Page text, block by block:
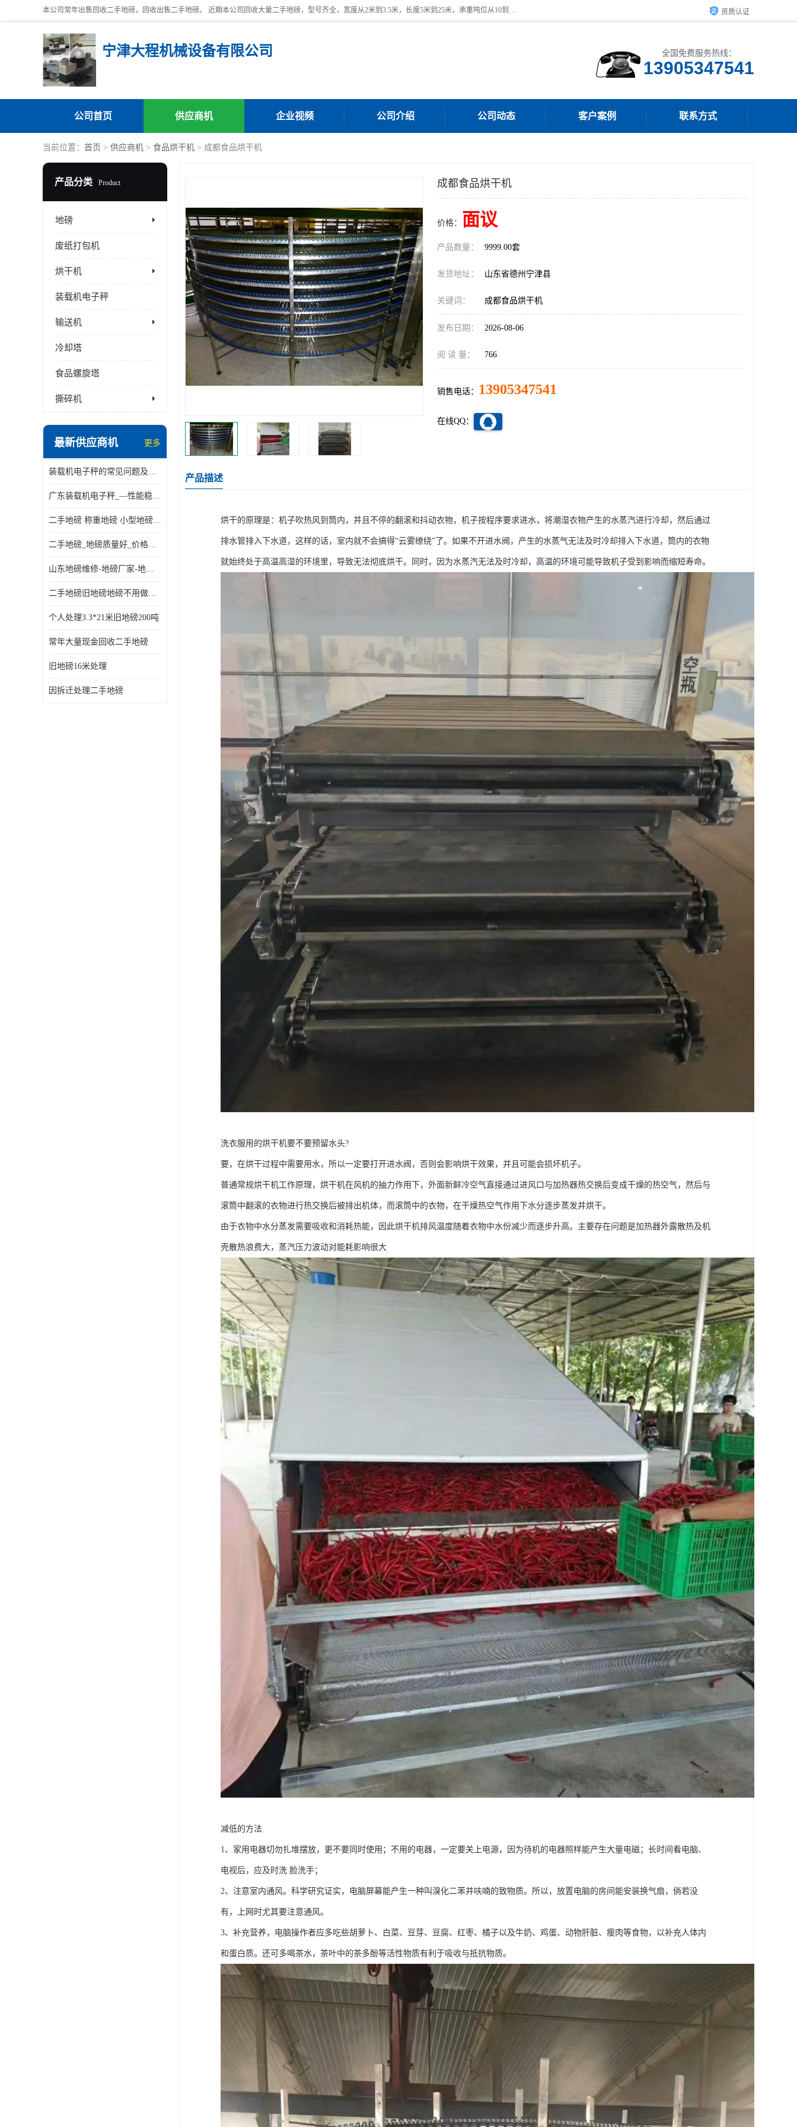
本公司常年出售回收二手地磅，回收出售二手地磅。 近期本公司回收大量二手地磅，型号齐全，宽度从2米到3.5米，长度5米到25米，承重吨位从10到200吨，成色7—9成新。 ? 使用年限6个月至2年，产品来源于个人闲置品，工矿企业停用品，因小换大而来。 精准度和新的一样， 二手地磅是内行人的选择，打个电话就省钱朋友您好等什么 资质认证
宁津大程机械设备有限公司 全国免费服务热线：
13905347541
公司首页 供应商机 企业视频 公司介绍 公司动态 客户案例 联系方式
当前位置： 首页 > 供应商机 > 食品烘干机 > 成都食品烘干机
产品分类 Product
地磅
废纸打包机
烘干机
装载机电子秤
输送机
冷却塔
食品螺旋塔
撕碎机
最新供应商机 更多
装载机电子秤的常见问题及解决方法介绍
广东装载机电子秤_—性能稳定—操作简单—品质可靠
二手地磅 称重地磅 小型地磅 一百吨地磅
二手地磅_地磅质量好_价格便宜这里找【地磅行家】
山东地磅维修-地磅厂家-地磅价格-二手地磅
二手地磅旧地磅地磅不用做地基
个人处理3.3*21米旧地磅200吨
常年大量现金回收二手地磅
旧地磅16米处理
因拆迁处理二手地磅
成都食品烘干机
价格： 面议
产品数量： 9999.00套
发货地址： 山东省德州宁津县
关键词： 成都食品烘干机
发布日期： 2026-08-06
阅 读 量： 766
销售电话： 13905347541
在线QQ：
产品描述
烘干的原理是：机子吹热风到筒内，并且不停的翻滚和抖动衣物，机子按程序要求进水，将潮湿衣物产生的水蒸汽进行冷却，然后通过
排水管排入下水道，这样的话，室内就不会搞得“云雾缭绕”了。如果不开进水阀，产生的水蒸气无法及时冷却排入下水道，筒内的衣物
就始终处于高温高湿的环境里，导致无法彻底烘干。同时，因为水蒸汽无法及时冷却，高温的环境可能导致机子受到影响而缩短寿命。
洗衣服用的烘干机要不要预留水头?
要，在烘干过程中需要用水，所以一定要打开进水阀，否则会影响烘干效果，并且可能会损坏机子。
普通常规烘干机工作原理，烘干机在风机的抽力作用下，外面新鲜冷空气直接通过进风口与加热器热交换后变成干燥的热空气，然后与
滚筒中翻滚的衣物进行热交换后被排出机体，而滚筒中的衣物，在干燥热空气作用下水分逐步蒸发并烘干。
由于衣物中水分蒸发需要吸收和消耗热能，因此烘干机排风温度随着衣物中水份减少而逐步升高。主要存在问题是加热器外露散热及机
壳散热浪费大，蒸汽压力波动对能耗影响很大
减低的方法
1、家用电器切勿扎堆摆放，更不要同时使用；不用的电器，一定要关上电源，因为待机的电器照样能产生大量电磁；长时间看电脑、
电视后，应及时洗 脸洗手；
2、注意室内通风。科学研究证实，电脑屏幕能产生一种叫溴化二苯并呋喃的致物质。所以，放置电脑的房间能安装换气扇，倘若没
有，上网时尤其要注意通风。
3、补充营养，电脑操作者应多吃些胡萝卜、白菜、豆芽、豆腐、红枣、橘子以及牛奶、鸡蛋、动物肝脏、瘦肉等食物，以补充人体内
和蛋白质。还可多喝茶水，茶叶中的茶多酚等活性物质有利于吸收与抵抗物质。